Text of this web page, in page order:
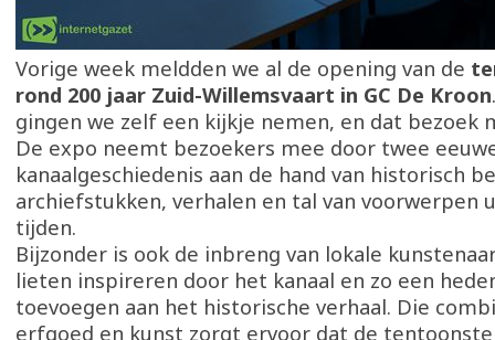
Vorige week meldden we al de opening van de
rond 200 jaar Zuid-Willemsvaart in GC De Kroon
gingen we zelf een kijkje nemen, en dat bezoek
De expo neemt bezoekers mee door twee
kanaalgeschiedenis aan de hand van historisch
archiefstukken, verhalen en tal van voorwerpen
tijden.
Bijzonder is ook de inbreng van lokale
lieten inspireren door het kanaal en zo een
toevoegen aan het historische verhaal. Die
erfgoed en kunst zorgt ervoor dat de